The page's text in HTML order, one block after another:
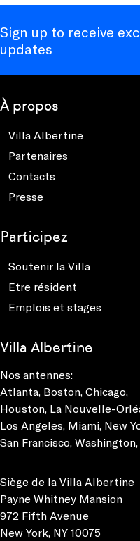
Sign up to receive
updates
À propos
Villa Albertine
Partenaires
Contacts
Presse
Participez
Soutenir la Villa
Etre résident
Emplois et stages
Villa Albertine
Nos antennes:
Atlanta, Boston, Chicago,
Houston, La Nouvelle-
Los Angeles, Miami, New
San Francisco, Washington,
Siège de la Villa Albertine
Payne Whitney Mansion
972 Fifth Avenue
New York, NY 10075